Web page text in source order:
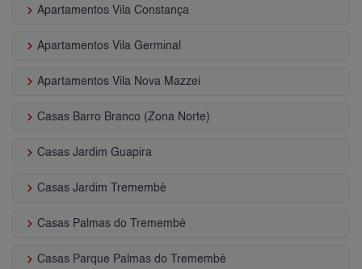
keyboard_arrow_right Apartamentos Vila Constança
keyboard_arrow_right Apartamentos Vila Germinal
keyboard_arrow_right Apartamentos Vila Nova Mazzei
keyboard_arrow_right Casas Barro Branco (Zona Norte)
keyboard_arrow_right Casas Jardim Guapira
keyboard_arrow_right Casas Jardim Tremembé
keyboard_arrow_right Casas Palmas do Tremembé
keyboard_arrow_right Casas Parque Palmas do Tremembé